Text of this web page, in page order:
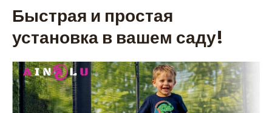
Быстрая и простая
установка в вашем саду!